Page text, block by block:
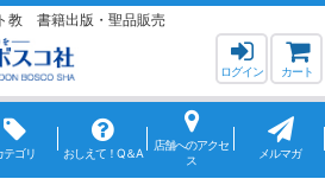
教 書籍出版・聖品販売
ログイン カート
テゴリ おしえて！Q＆A
店舗へのアクセ
ス
メルマガ